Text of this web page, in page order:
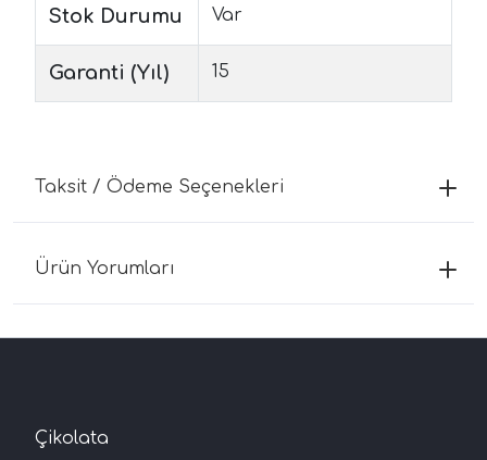
Stok Durumu Var
Garanti (Yıl) 15
Taksit / Ödeme Seçenekleri
Ürün Yorumları
Çikolata